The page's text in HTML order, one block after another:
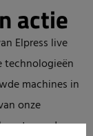
actie
Elpress live
technologieën
machines in
onze